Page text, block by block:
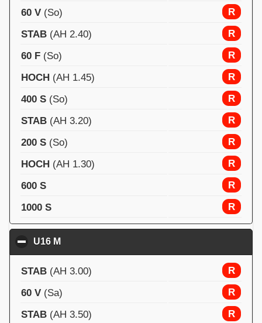
60 V (So)
R
STAB (AH 2.40)
R
60 F (So)
R
HOCH (AH 1.45)
R
400 S (So)
R
STAB (AH 3.20)
R
200 S (So)
R
HOCH (AH 1.30)
R
600 S
R
1000 S
R
U16 M
STAB (AH 3.00)
R
60 V (Sa)
R
STAB (AH 3.50)
R